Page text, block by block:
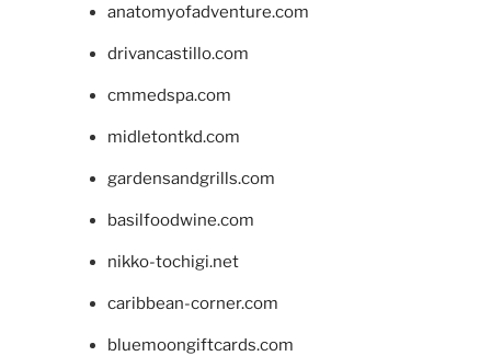
anatomyofadventure.com
drivancastillo.com
cmmedspa.com
midletontkd.com
gardensandgrills.com
basilfoodwine.com
nikko-tochigi.net
caribbean-corner.com
bluemoongiftcards.com